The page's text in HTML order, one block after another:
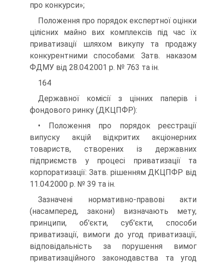
про конкурси»;
Положення про порядок експертної оцінки
цілісних майно вих комплексів під час їх
приватизації шляхом викупу та продажу
конкурентними способами: Затв. наказом
ФДМУ від 28.04.2001 р. № 763 та ін.
164
Державної комісії з цінних паперів і
фондового ринку (ДКЦПФР):
• Положення про порядок реєстрації
випуску акцій відкритих акціонерних
товариств, створених із державних
підприємств у процесі приватизації та
корпоратизації: Затв. рішенням ДКЦПФР від
11.04.2000 р. № 39 та ін.
Зазначені нормативно-правові акти
(насамперед, закони) визначають мету,
принципи, об'єкти, суб'єкти, способи
приватизації, вимоги до угод приватизації,
відповідальність за порушення вимог
приватизаційного законодавства та угод